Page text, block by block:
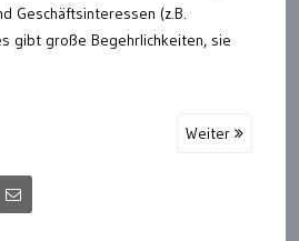
Geschäftsinteressen (z.B.
gibt große Begehrlichkeiten, sie
Weiter